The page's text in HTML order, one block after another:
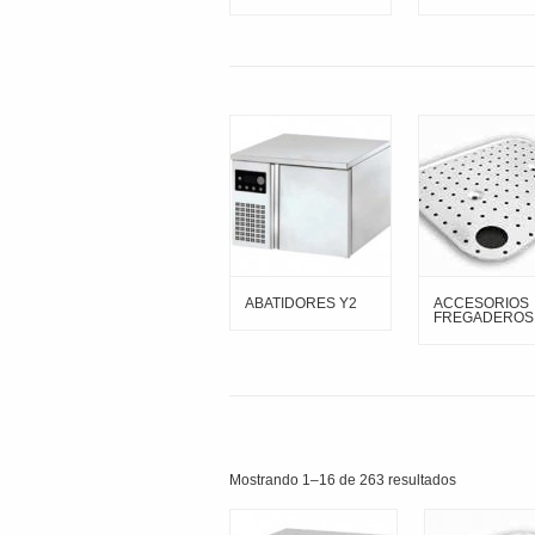
ABATIDORES Y2
ACCESORIOS
Mostrando 1–16 de 263 resultados